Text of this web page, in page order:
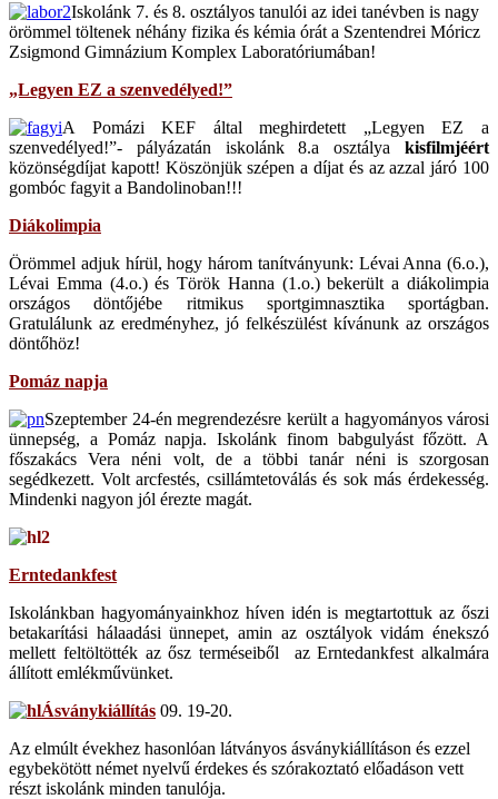
Iskolánk 7. és 8. osztályos tanulói az idei tanévben is nagy
örömmel töltenek néhány fizika és kémia órát a Szentendrei Móricz
Zsigmond Gimnázium Komplex Laboratóriumában!
„Legyen EZ a szenvedélyed!”
A Pomázi KEF által meghirdetett „Legyen EZ a
szenvedélyed!”- pályázatán iskolánk 8.a osztálya kisfilmjéért
közönségdíjat kapott! Köszönjük szépen a díjat és az azzal járó 100
gombóc fagyit a Bandolinoban!!!
Diákolimpia
Örömmel adjuk hírül, hogy három tanítványunk: Lévai Anna (6.o.),
Lévai Emma (4.o.) és Török Hanna (1.o.) bekerült a diákolimpia
országos döntőjébe ritmikus sportgimnasztika sportágban.
Gratulálunk az eredményhez, jó felkészülést kívánunk az országos
döntőhöz!
Pomáz napja
Szeptember 24-én megrendezésre került a hagyományos városi
ünnepség, a Pomáz napja. Iskolánk finom babgulyást főzött. A
főszakács Vera néni volt, de a többi tanár néni is szorgosan
segédkezett. Volt arcfestés, csillámtetoválás és sok más érdekesség.
Mindenki nagyon jól érezte magát.
Erntedankfest
Iskolánkban hagyományainkhoz híven idén is megtartottuk az őszi
betakarítási hálaadási ünnepet, amin az osztályok vidám énekszó
mellett feltöltötték az ősz terméseiből az Erntedankfest alkalmára
állított emlékművünket.
Ásványkiállítás 09. 19-20.
Az elmúlt évekhez hasonlóan látványos ásványkiállításon és ezzel
egybekötött német nyelvű érdekes és szórakoztató előadáson vett
részt iskolánk minden tanulója.